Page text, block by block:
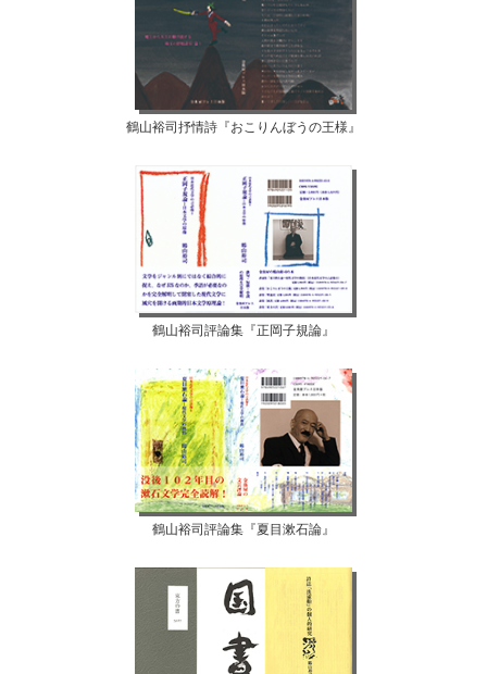
鶴山裕司抒情詩『おこりんぼうの王様』
鶴山裕司評論集『正岡子規論』
鶴山裕司評論集『夏目漱石論』